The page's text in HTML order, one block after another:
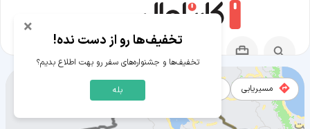
مسیریابی
× تخفیف‌ها رو از دست نده!
تخفیف‌ها و جشنواره‌های سفر رو بهت اطلاع بدیم؟
بله